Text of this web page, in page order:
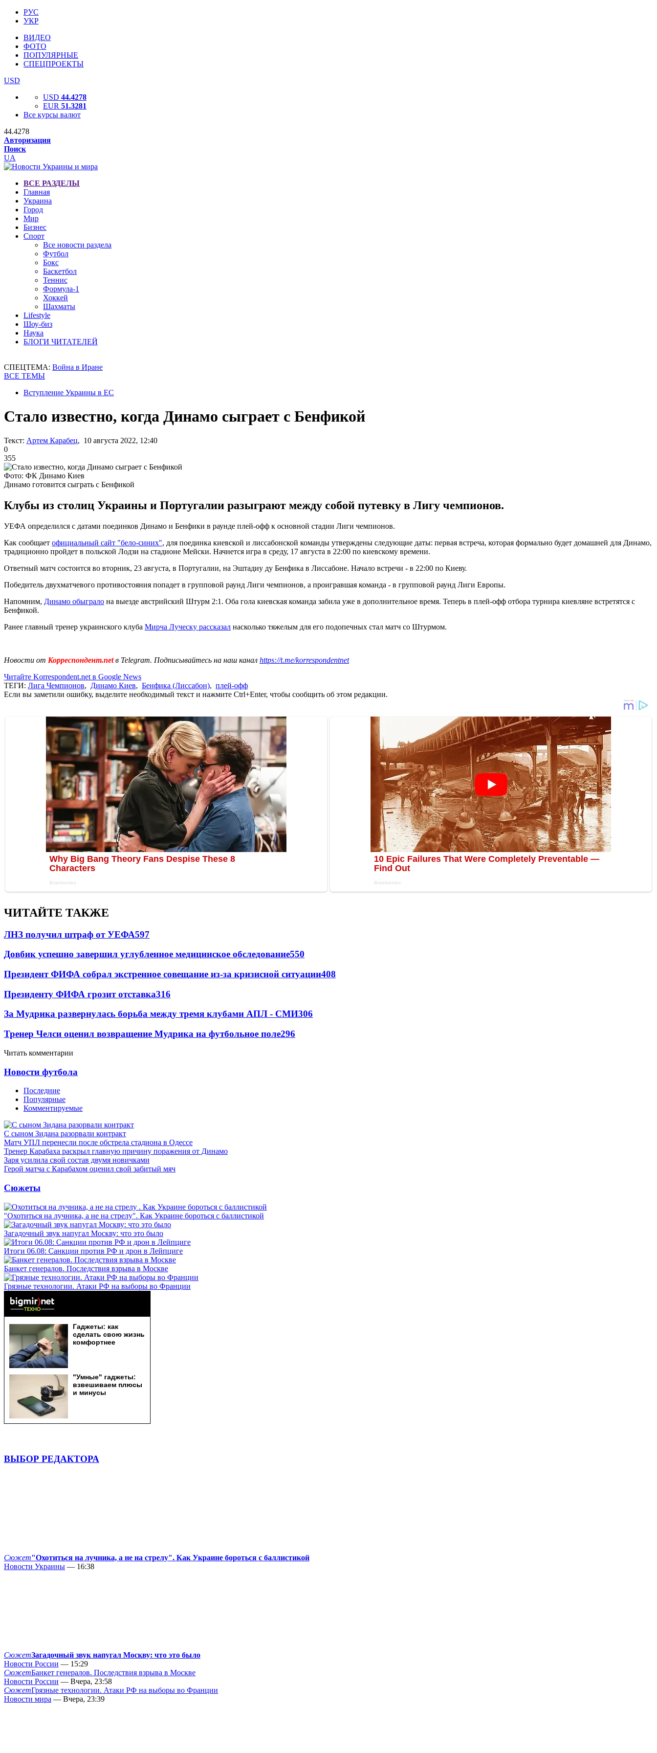
РУС
УКР
ВИДЕО
ФОТО
ПОПУЛЯРНЫЕ
СПЕЦПРОЕКТЫ
USD
USD 44.4278
EUR 51.3281
Все курсы валют
44.4278
Авторизация
Поиск
UA
ВСЕ РАЗДЕЛЫ
Главная
Украина
Город
Мир
Бизнес
Спорт
Все новости раздела
Футбол
Бокс
Баскетбол
Теннис
Формула-1
Хоккей
Шахматы
Lifestyle
Шоу-биз
Наука
БЛОГИ ЧИТАТЕЛЕЙ
СПЕЦТЕМА: Война в Иране
ВСЕ ТЕМЫ
Вступление Украины в ЕС
Стало известно, когда Динамо сыграет с Бенфикой
Текст: Артем Карабец, 10 августа 2022, 12:40
0
355
Фото: ФК Динамо Киев
Динамо готовится сыграть с Бенфикой
Клубы из столиц Украины и Португалии разыграют между собой путевку в Лигу чемпионов.
УЕФА определился с датами поединков Динамо и Бенфики в раунде плей-офф к основной стадии Лиги чемпионов.
Как сообщает официальный сайт "бело-синих", для поединка киевской и лиссабонской команды утверждены следующие даты: первая встреча, которая формально будет домашней для Динамо,
традиционно пройдет в польской Лодзи на стадионе Мейски. Начнется игра в среду, 17 августа в 22:00 по киевскому времени.
Ответный матч состоится во вторник, 23 августа, в Португалии, на Эштадиу ду Бенфика в Лиссабоне. Начало встречи - в 22:00 по Киеву.
Победитель двухматчевого противостояния попадет в групповой раунд Лиги чемпионов, а проигравшая команда - в групповой раунд Лиги Европы.
Напомним, Динамо обыграло на выезде австрийский Штурм 2:1. Оба гола киевская команда забила уже в дополнительное время. Теперь в плей-офф отбора турнира киевляне встретятся с
Бенфикой.
Ранее главный тренер украинского клуба Мирча Луческу рассказал насколько тяжелым для его подопечных стал матч со Штурмом.
Новости от Корреспондент.netв Telegram. Подписывайтесь на наш канал https://t.me/korrespondentnet
Читайте Korrespondent.net в Google News
ТЕГИ: Лига Чемпионов, Динамо Киев, Бенфика (Лиссабон), плей-офф
Если вы заметили ошибку, выделите необходимый текст и нажмите Ctrl+Enter, чтобы сообщить об этом редакции.
ЧИТАЙТЕ ТАКЖЕ
ЛНЗ получил штраф от УЕФА597
Довбик успешно завершил углубленное медицинское обследование550
Президент ФИФА собрал экстренное совещание из-за кризисной ситуации408
Президенту ФИФА грозит отставка316
За Мудрика развернулась борьба между тремя клубами АПЛ - СМИ306
Тренер Челси оценил возвращение Мудрика на футбольное поле296
Читать комментарии
Новости футбола
Последние
Популярные
Комментируемые
С сыном Зидана разорвали контракт
Матч УПЛ перенесли после обстрела стадиона в Одессе
Тренер Карабаха раскрыл главную причину поражения от Динамо
Заря усилила свой состав двумя новичками
Герой матча с Карабахом оценил свой забитый мяч
Сюжеты
"Охотиться на лучника, а не на стрелу". Как Украине бороться с баллистикой
Загадочный звук напугал Москву: что это было
Итоги 06.08: Санкции против РФ и дрон в Лейпциге
Банкет генералов. Последствия взрыва в Москве
Грязные технологии. Атаки РФ на выборы во Франции
ВЫБОР РЕДАКТОРА
Сюжет"Охотиться на лучника, а не на стрелу". Как Украине бороться с баллистикой
Новости Украины — 16:38
СюжетЗагадочный звук напугал Москву: что это было
Новости России — 15:29
СюжетБанкет генералов. Последствия взрыва в Москве
Новости России — Вчера, 23:58
СюжетГрязные технологии. Атаки РФ на выборы во Франции
Новости мира — Вчера, 23:39